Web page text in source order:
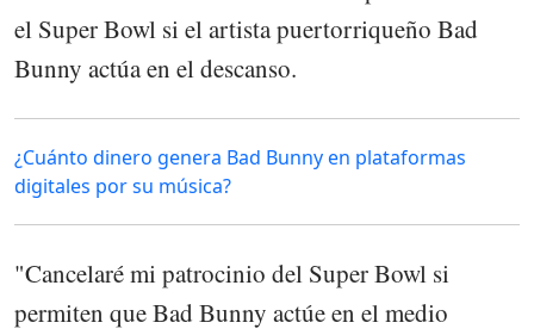
el Super Bowl si el artista puertorriqueño Bad
Bunny actúa en el descanso.
¿Cuánto dinero genera Bad Bunny en plataformas
digitales por su música?
"Cancelaré mi patrocinio del Super Bowl si
permiten que Bad Bunny actúe en el medio